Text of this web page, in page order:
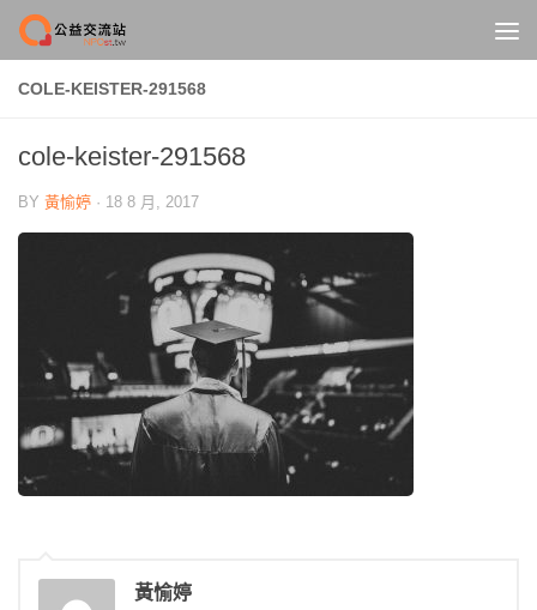
Skip to content
COLE-KEISTER-291568
cole-keister-291568
BY 黃愉婷 · 18 8 月, 2017
黃愉婷